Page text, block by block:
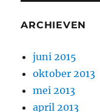
ARCHIEVEN
juni 2015
oktober 2013
mei 2013
april 2013